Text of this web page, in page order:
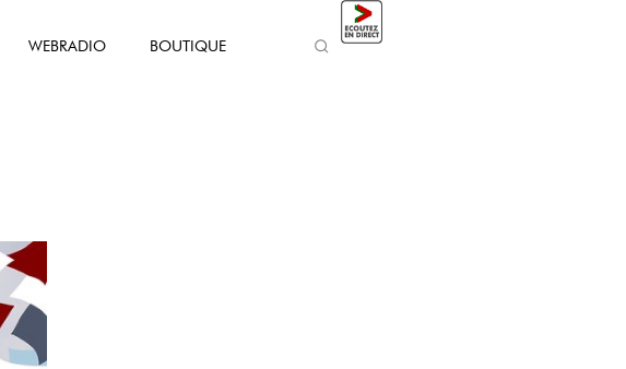
WEBRADIO BOUTIQUE